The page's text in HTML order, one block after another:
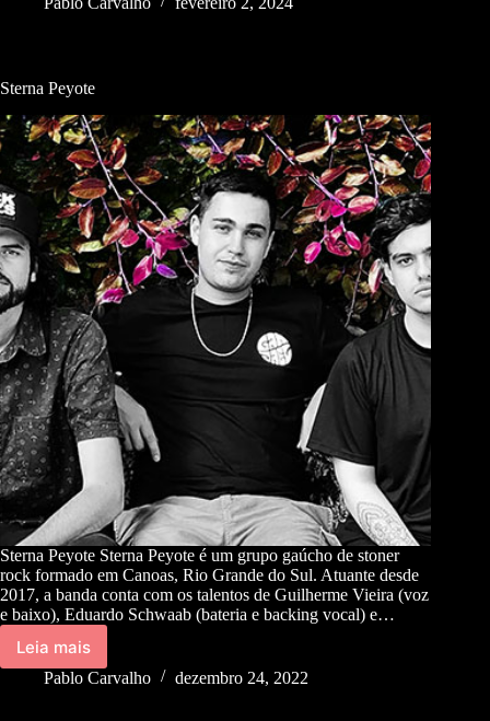
Sterna Peyote
Sterna Peyote Sterna Peyote é um grupo gaúcho de stoner
rock formado em Canoas, Rio Grande do Sul. Atuante desde
2017, a banda conta com os talentos de Guilherme Vieira (voz
e baixo), Eduardo Schwaab (bateria e backing vocal) e…
Leia mais
Pablo Carvalho dezembro 24, 2022